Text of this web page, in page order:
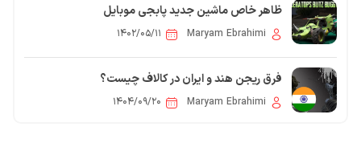
ظاهر خاص ماشین جدید پابجی موبایل
Maryam Ebrahimi ۱۴۰۲/۰۵/۱۱
فرق ریجن هند و ایران در کالاف چیست؟
Maryam Ebrahimi ۱۴۰۴/۰۹/۲۰